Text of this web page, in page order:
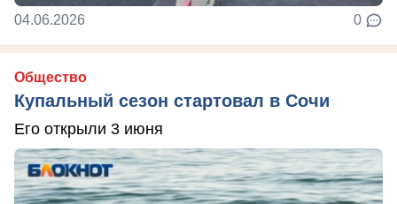
04.06.2026 0
Общество
Купальный сезон стартовал в Сочи
Его открыли 3 июня